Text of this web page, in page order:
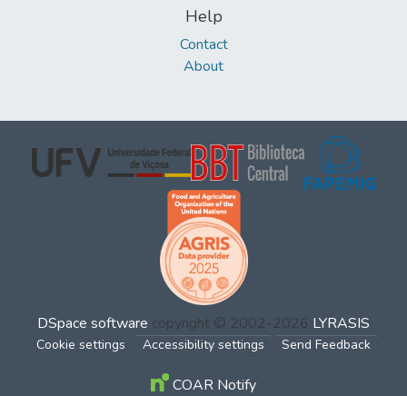
Help
Contact
About
DSpace software copyright © 2002-2026 LYRASIS
Cookie settings Accessibility settings Send Feedback
COAR Notify